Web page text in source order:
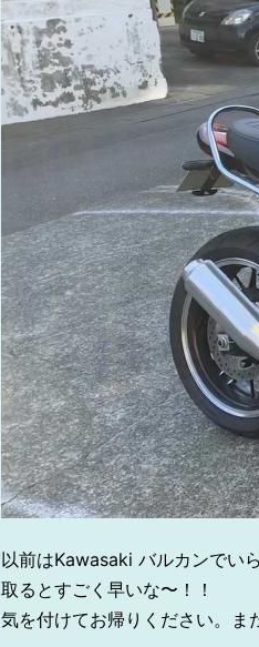
以前はKawasaki バルカンでい
取るとすごく早いな〜！！
気を付けてお帰りください。ま